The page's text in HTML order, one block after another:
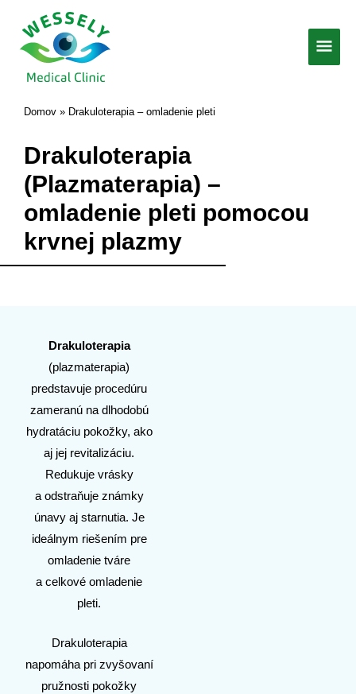
obsah
Domov Drakuloterapia – omladenie pleti
Drakuloterapia
(Plazmaterapia) –
omladenie pleti pomocou
krvnej plazmy
Drakuloterapia
(plazmaterapia)
predstavuje procedúru
zameranú na dlhodobú
hydratáciu pokožky, ako
aj jej revitalizáciu.
Redukuje vrásky
a odstraňuje známky
únavy aj starnutia. Je
ideálnym riešením pre
omladenie tváre
a celkové omladenie
pleti.
Drakuloterapia
napomáha pri zvyšovaní
pružnosti pokožky